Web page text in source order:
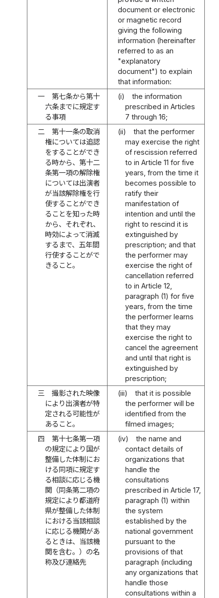
document or electronic
or magnetic record
giving the following
information (hereinafter
referred to as an
"explanatory
document") to explain
that information:
一
第七条から第十
六条までに規定す
る事項
(i)
the information
prescribed in Articles
7 through 16;
二
第十一条の取消
権については追認
をすることができ
る時から、第十二
条第一項の解除権
については出演者
が当該解除権を行
使することができ
ることを知った時
から、それぞれ、
時効によって消滅
するまで、五年間
行使することがで
きること。
(ii)
that the performer
may exercise the right
of rescission referred
to in Article 11 for five
years, from the time it
becomes possible to
ratify their
manifestation of
intention and until the
right to rescind it is
extinguished by
prescription; and that
the performer may
exercise the right of
cancellation referred
to in Article 12,
paragraph (1) for five
years, from the time
the performer learns
that they may
exercise the right to
cancel the agreement
and until that right is
extinguished by
prescription;
三
撮影された映像
により出演者が特
定される可能性が
あること。
(iii)
that it is possible
the performer will be
identified from the
filmed images;
四
第十七条第一項
の規定により国が
整備した体制にお
ける同項に規定す
る相談に応じる機
関（同条第二項の
規定により都道府
県が整備した体制
における当該相談
に応じる機関があ
るときは、当該機
関を含む。）の名
称及び連絡先
(iv)
the name and
contact details of
organizations that
handle the
consultations
prescribed in Article 17,
paragraph (1) within
the system
established by the
national government
pursuant to the
provisions of that
paragraph (including
any organizations that
handle those
consultations within a